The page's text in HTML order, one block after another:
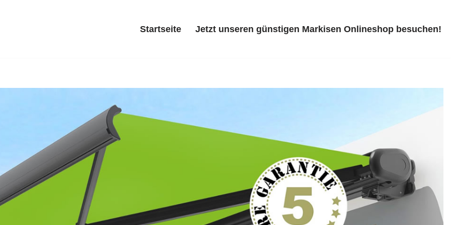
Startseite Jetzt unseren günstigen Markisen Onlineshop besuchen!